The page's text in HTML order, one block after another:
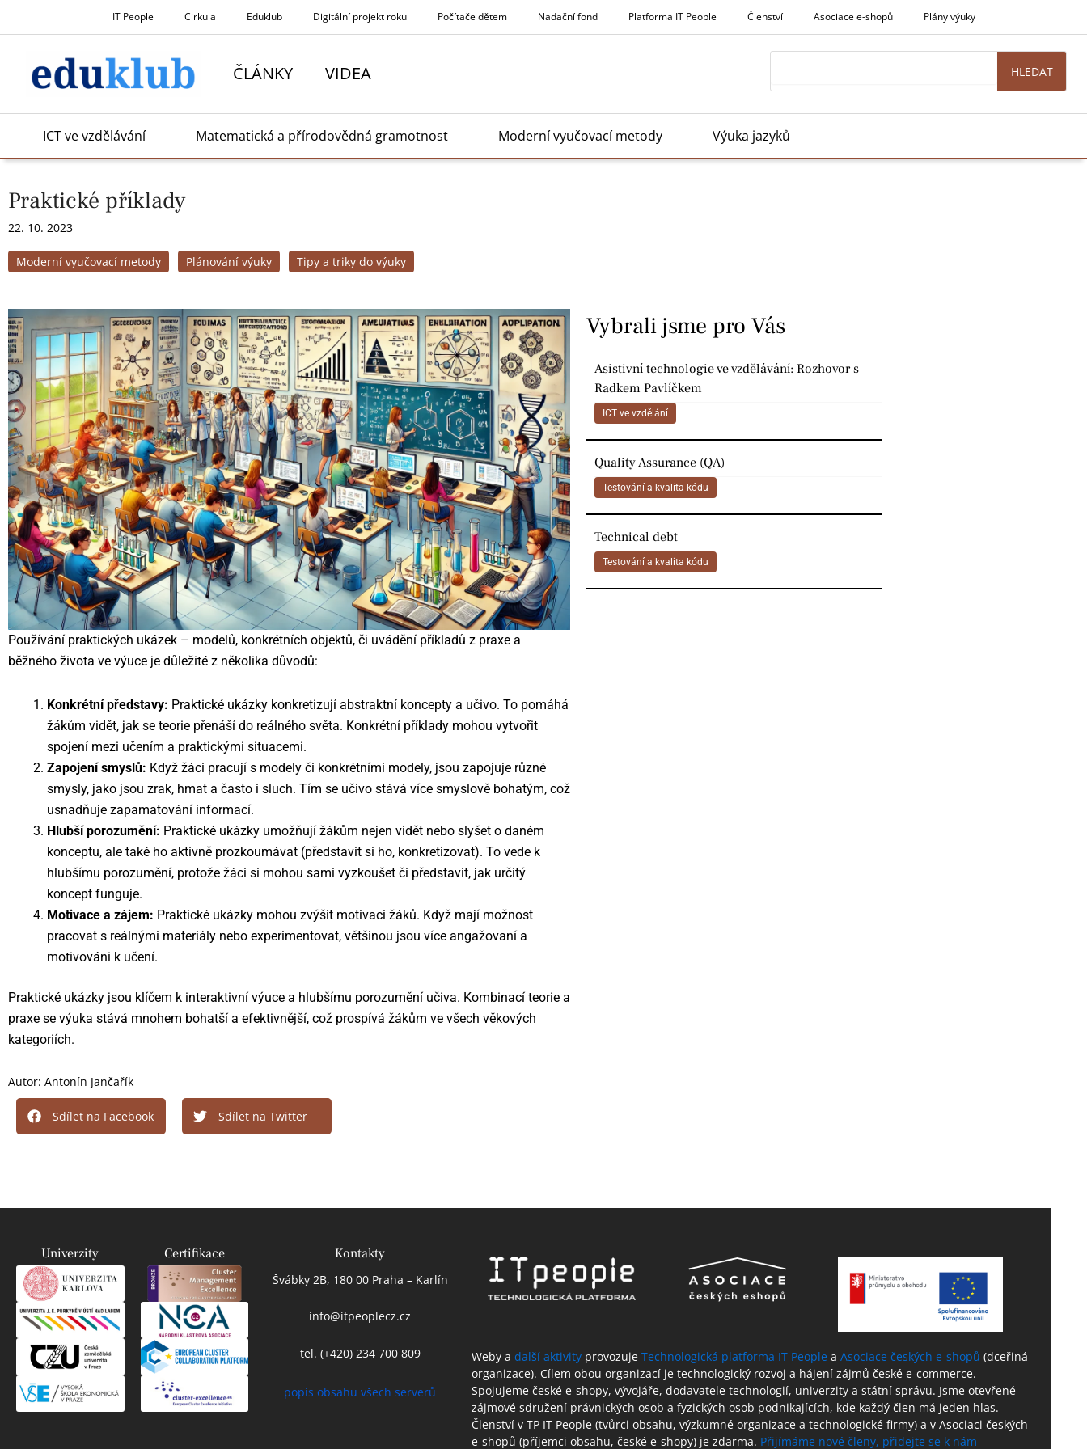
na
IT People Cirkula Eduklub Digitální projekt roku Počítače dětem Nadační fond Platforma IT People Členství Asociace e-shopů Plány výuky
ČLÁNKY VIDEA HLEDAT
ICT ve vzdělávání Matematická a přírodovědná gramotnost Moderní vyučovací metody Výuka jazyků
Praktické příklady
22. 10. 2023
Moderní vyučovací metody Plánování výuky Tipy a triky do výuky
Používání praktických ukázek – modelů, konkrétních objektů, či uvádění příkladů z praxe a
běžného života ve výuce je důležité z několika důvodů:
Konkrétní představy: Praktické ukázky konkretizují abstraktní koncepty a učivo. To pomáhá
žákům vidět, jak se teorie přenáší do reálného světa. Konkrétní příklady mohou vytvořit
spojení mezi učením a praktickými situacemi.
Zapojení smyslů: Když žáci pracují s modely či konkrétními modely, jsou zapojuje různé
smysly, jako jsou zrak, hmat a často i sluch. Tím se učivo stává více smyslově bohatým, což
usnadňuje zapamatování informací.
Hlubší porozumění: Praktické ukázky umožňují žákům nejen vidět nebo slyšet o daném
konceptu, ale také ho aktivně prozkoumávat (představit si ho, konkretizovat). To vede k
hlubšímu porozumění, protože žáci si mohou sami vyzkoušet či představit, jak určitý
koncept funguje.
Motivace a zájem: Praktické ukázky mohou zvýšit motivaci žáků. Když mají možnost
pracovat s reálnými materiály nebo experimentovat, většinou jsou více angažovaní a
motivováni k učení.
Praktické ukázky jsou klíčem k interaktivní výuce a hlubšímu porozumění učiva. Kombinací teorie a
praxe se výuka stává mnohem bohatší a efektivnější, což prospívá žákům ve všech věkových
kategoriích.
Autor: Antonín Jančařík
Sdílet na Facebook Sdílet na Twitter
Vybrali jsme pro Vás
Asistivní technologie ve vzdělávání: Rozhovor s
Radkem Pavlíčkem
ICT ve vzdělání
Quality Assurance (QA)
Testování a kvalita kódu
Technical debt
Testování a kvalita kódu
Univerzity Certifikace Kontakty
Švábky 2B, 180 00 Praha – Karlín
info@itpeoplecz.cz
tel. (+420) 234 700 809
popis obsahu všech serverů
Weby adalší aktivity provozujeTechnologická platforma IT People aAsociace českých e-shopů (dceřiná
organizace). Cílem obou organizací je technologický rozvoj a hájení zájmů české e-commerce.
Spojujeme české e-shopy, vývojáře, dodavatele technologií, univerzity a státní správu. Jsme otevřené
zájmové sdružení právnických osob a fyzických osob podnikajících, kde každý člen má jeden hlas.
Členství v TP IT People (tvůrci obsahu, výzkumné organizace a technologické firmy) a v Asociaci českých
e-shopů (příjemci obsahu, české e-shopy) je zdarma. Přijímáme nové členy, přidejte se k nám